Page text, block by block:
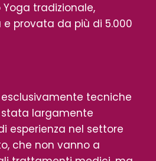
tradizionale,
provata da più di 5.000
tecniche
largamente
esperienza nel settore
che non vanno a